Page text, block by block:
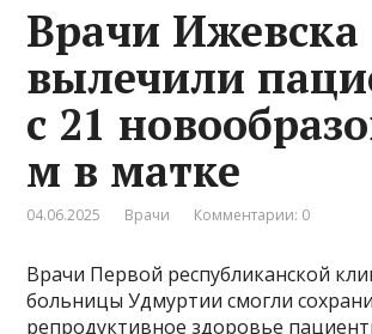
Врачи Ижевска
вылечили
с 21
м в матке
04.06.2025 Врачи Комментарии: 0
Врачи Первой республиканской
больницы Удмуртии смогли
репродуктивное здоровье